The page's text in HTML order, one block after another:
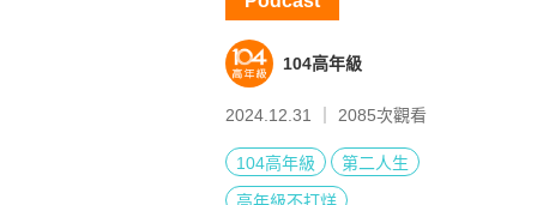
104高年級
2024.12.31 ｜ 2085次觀看
104高年級
第二人生